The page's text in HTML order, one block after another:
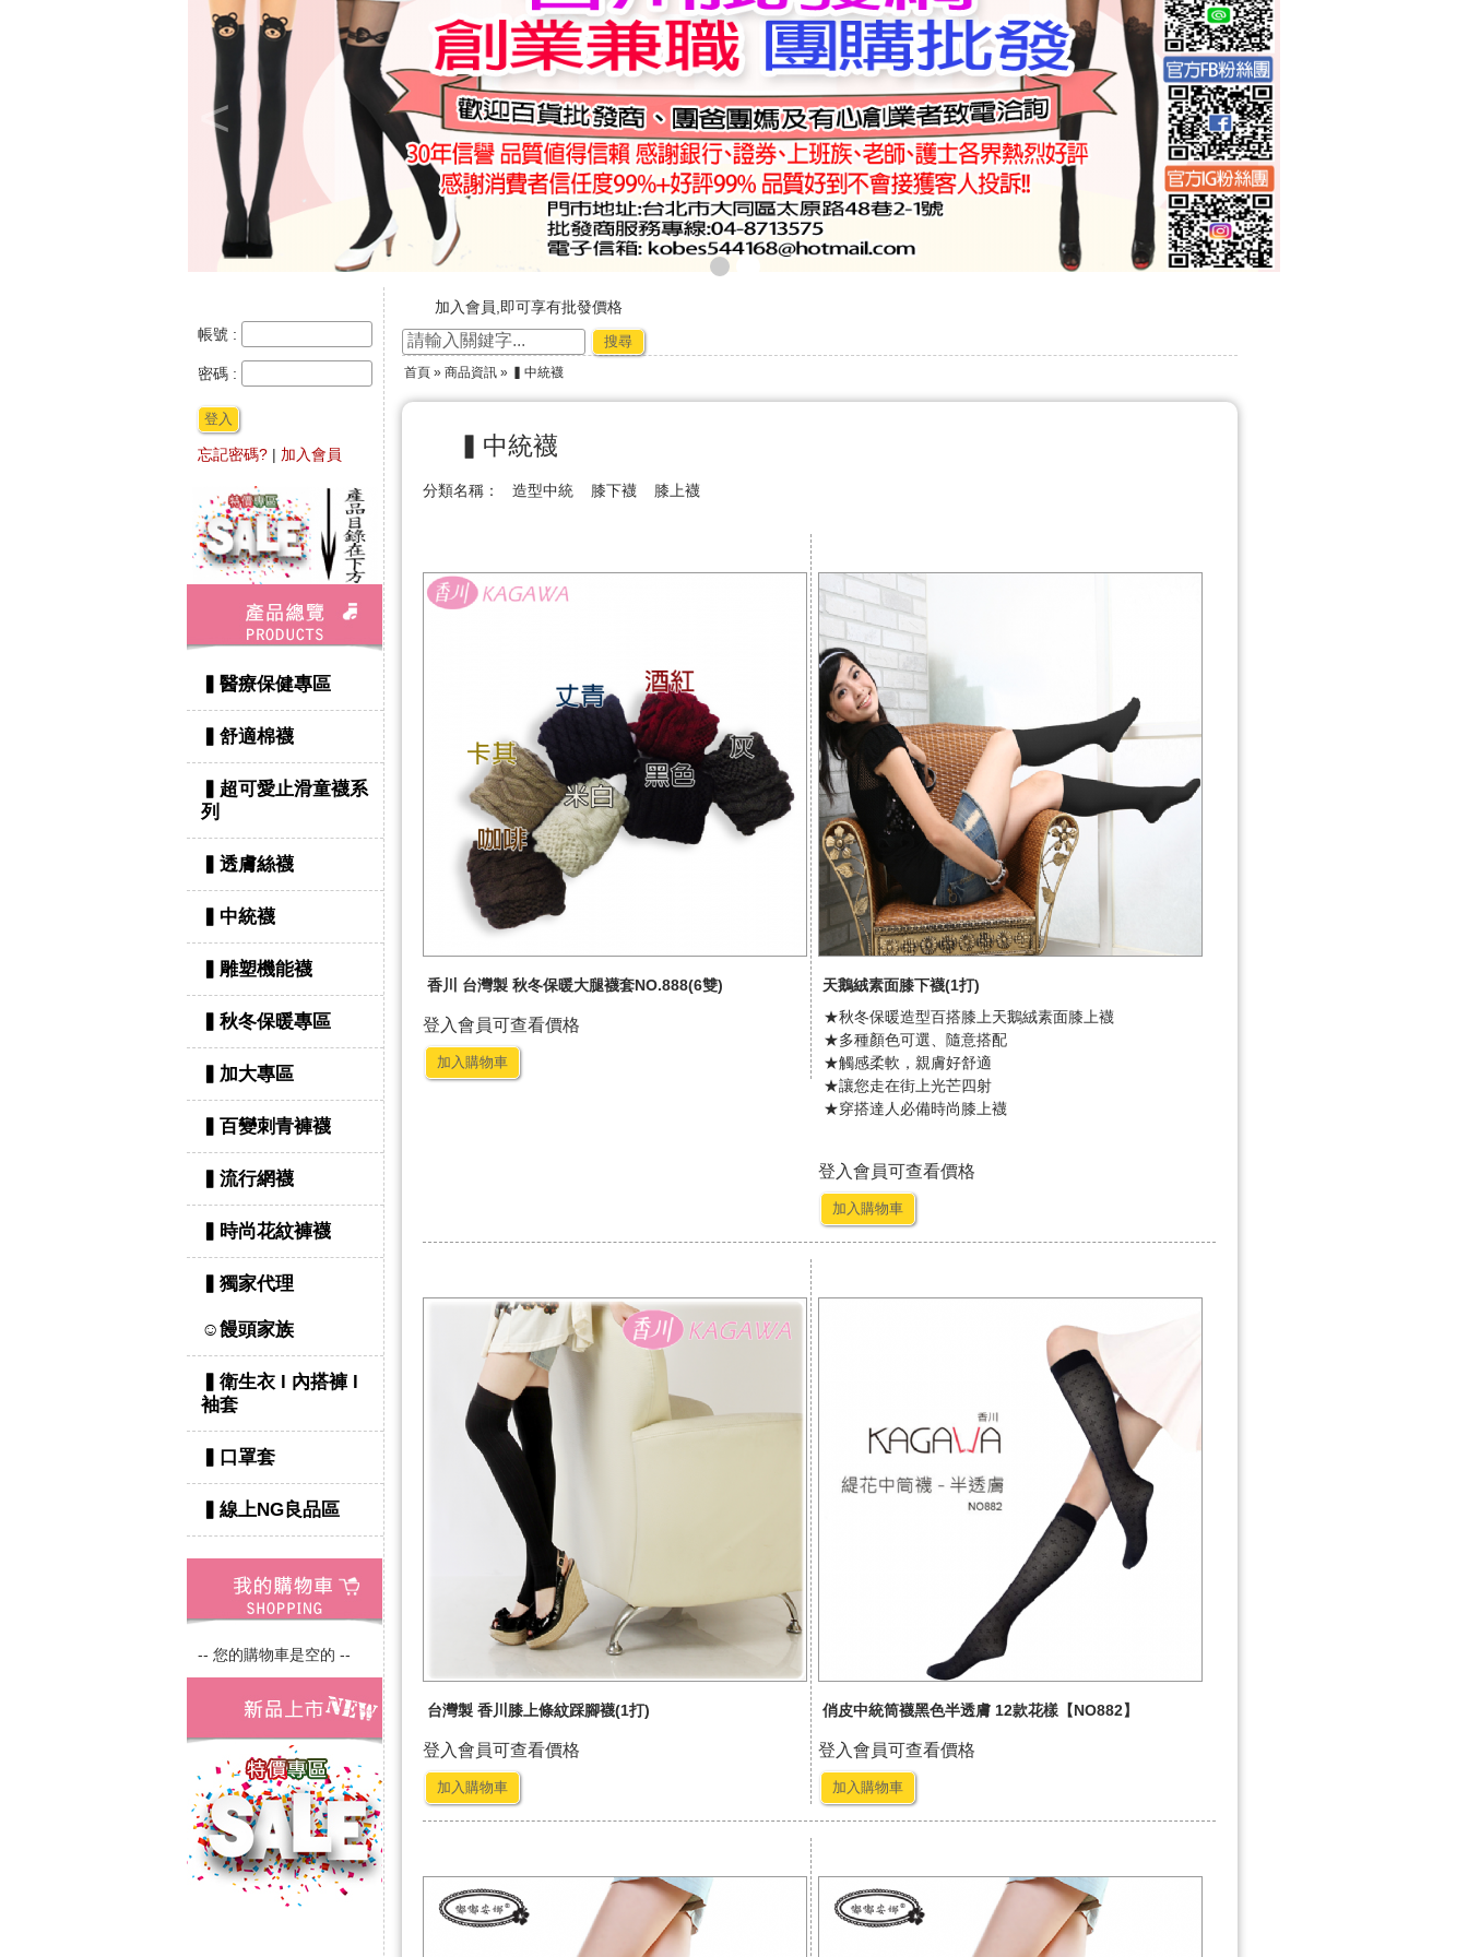
<
帳號 :
密碼 :
登入
忘記密碼? | 加入會員
▍醫療保健專區
▍舒適棉襪
▍超可愛止滑童襪系
列
▍透膚絲襪
▍中統襪
▍雕塑機能襪
▍秋冬保暖專區
▍加大專區
▍百變刺青褲襪
▍流行網襪
▍時尚花紋褲襪
▍獨家代理
☺饅頭家族
▍衛生衣 l 內搭褲 l
袖套
▍口罩套
▍線上NG良品區
-- 您的購物車是空的 --
加入會員,即可享有批發價格
新官網，購物好輕鬆
☆ ★~廠商合作-專利技術~☆ ★
★★年節出貨公告★★
搜尋
首頁 » 商品資訊 » ▍中統襪
▍中統襪
分類名稱：造型中統 膝下襪 膝上襪
香川 台灣製 秋冬保暖大腿襪套NO.888(6雙)
登入會員可查看價格
加入購物車
天鵝絨素面膝下襪(1打)
★秋冬保暖造型百搭膝上天鵝絨素面膝上襪
★多種顏色可選、隨意搭配
★觸感柔軟，親膚好舒適
★讓您走在街上光芒四射
★穿搭達人必備時尚膝上襪
登入會員可查看價格
加入購物車
台灣製 香川膝上條紋踩腳襪(1打)
登入會員可查看價格
加入購物車
俏皮中統筒襪黑色半透膚 12款花樣【NO882】
登入會員可查看價格
加入購物車